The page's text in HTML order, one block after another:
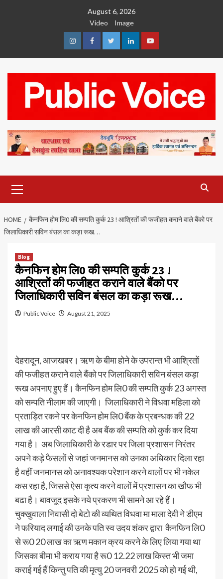
August 6, 2026
Video
Image
InstagramFacebookTwitterLinkedinYoutube
Menu
HOME
कैनफिन होम लि0 की सम्पति कुर्क 23 ! आश्रितों की फजीहत कराने वाले बैंको पर
जिलाधिकारी सविन बंसल का कड़ा रूख…
Blog
कैनफिन होम लि0 की सम्पति कुर्क 23 !
आश्रितों की फजीहत कराने वाले बैंको पर
जिलाधिकारी सविन बंसल का कड़ा रूख…
Public Voice August 21, 2025
देहरादून, आजखबर। ऋण के बीमा होने के उपरान्त भी आश्रितों
की फजीहत कराने वाले बैंको पर जिलाधिकारी सविन बंसल कड़ा
रूख अपनाए हुए हैं। कैनफिन होम लि0 की सम्पति कुर्क 23 अगस्त
को सम्पति नीलाम की जाएगी। जिलाधिकारी ने विधवा महिला को
प्रताड़ित रकने पर केनफिन होम लि0 बैंक के प्रबन्धक की 22
लाख की आरसी काट दी है अब बैंक की सम्पति को कुर्क कर दिया
गया है। अब जिलाधिकारी के रडार पर जिला प्रशासन निरंतर
अपने कड़े फैसलों से जहां जनमानस को उनका अधिकार दिला रहा
है वहीं जनमानस को अनावश्यक परेशान करने वालों पर भी नकेल
कस रहा है, जिससे ऐसा कृत्य करने वालों में प्रशासन का खौफ भी
बढा है। बावजूद इसके नये प्रकरण भी सामने आ रहे हैं।
चुक्खुवाला निवासी दो बेटो की व्यथित विधवा मा माला देवी ने डीएम
ने फरियाद लगाई की उनके पति स्व उदय शंकर द्वारा कैनफिन लि0
से रू0 20 लाख का ऋण मकान क्रय करने के लिए लिया गया था
जिसका बीमा भी कराय गया है रू0 12.22 लाख किस्त भी जमा
कराई गई हैं किन्तु पति की मृत्यु 20 जनवरी 2025 को हो गई थी,